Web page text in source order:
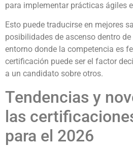
para implementar prácticas ágiles
Esto puede traducirse en mejores
posibilidades de ascenso dentro
entorno donde la competencia es
certificación puede ser el factor
a un candidato sobre otros.
Tendencias y
las
para el 2026